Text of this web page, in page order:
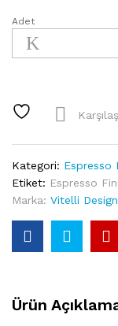
Vitelli
Design
Studio-
İkili
Espresso
Fincanı
quantity
Adet
Kategori: Espresso
Etiket: Espresso
Marka: Vitelli
Ürün